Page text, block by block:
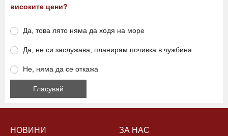
високите цени?
Да, това лято няма да ходя на море
Да, не си заслужава, планирам почивка в чужбина
Не, няма да се откажа
НОВИНИ ЗА НАС